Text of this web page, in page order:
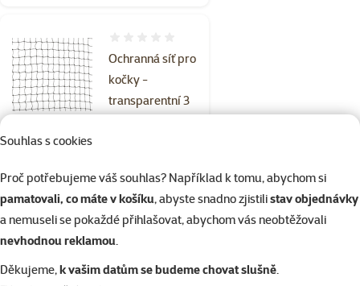
Souhlas s cookies
Proč potřebujeme váš souhlas? Například k tomu, abychom si
pamatovali, co máte v košíku, abyste snadno zjistilistav objednávky
a nemuseli se pokaždé přihlašovat, abychom vás neobtěžovali
nevhodnou reklamou.
Děkujeme,k vašim datům se budeme chovat slušně.
Ochranná síť pro
kočky -
transparentní 3
💛 Novinka
Skladem
Doprava